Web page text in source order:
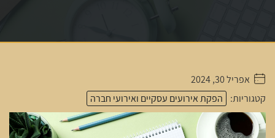
. . . . .אפריל 30, 2024
קטגוריות:
הפקת אירועים עסקיים ואירועי חברה